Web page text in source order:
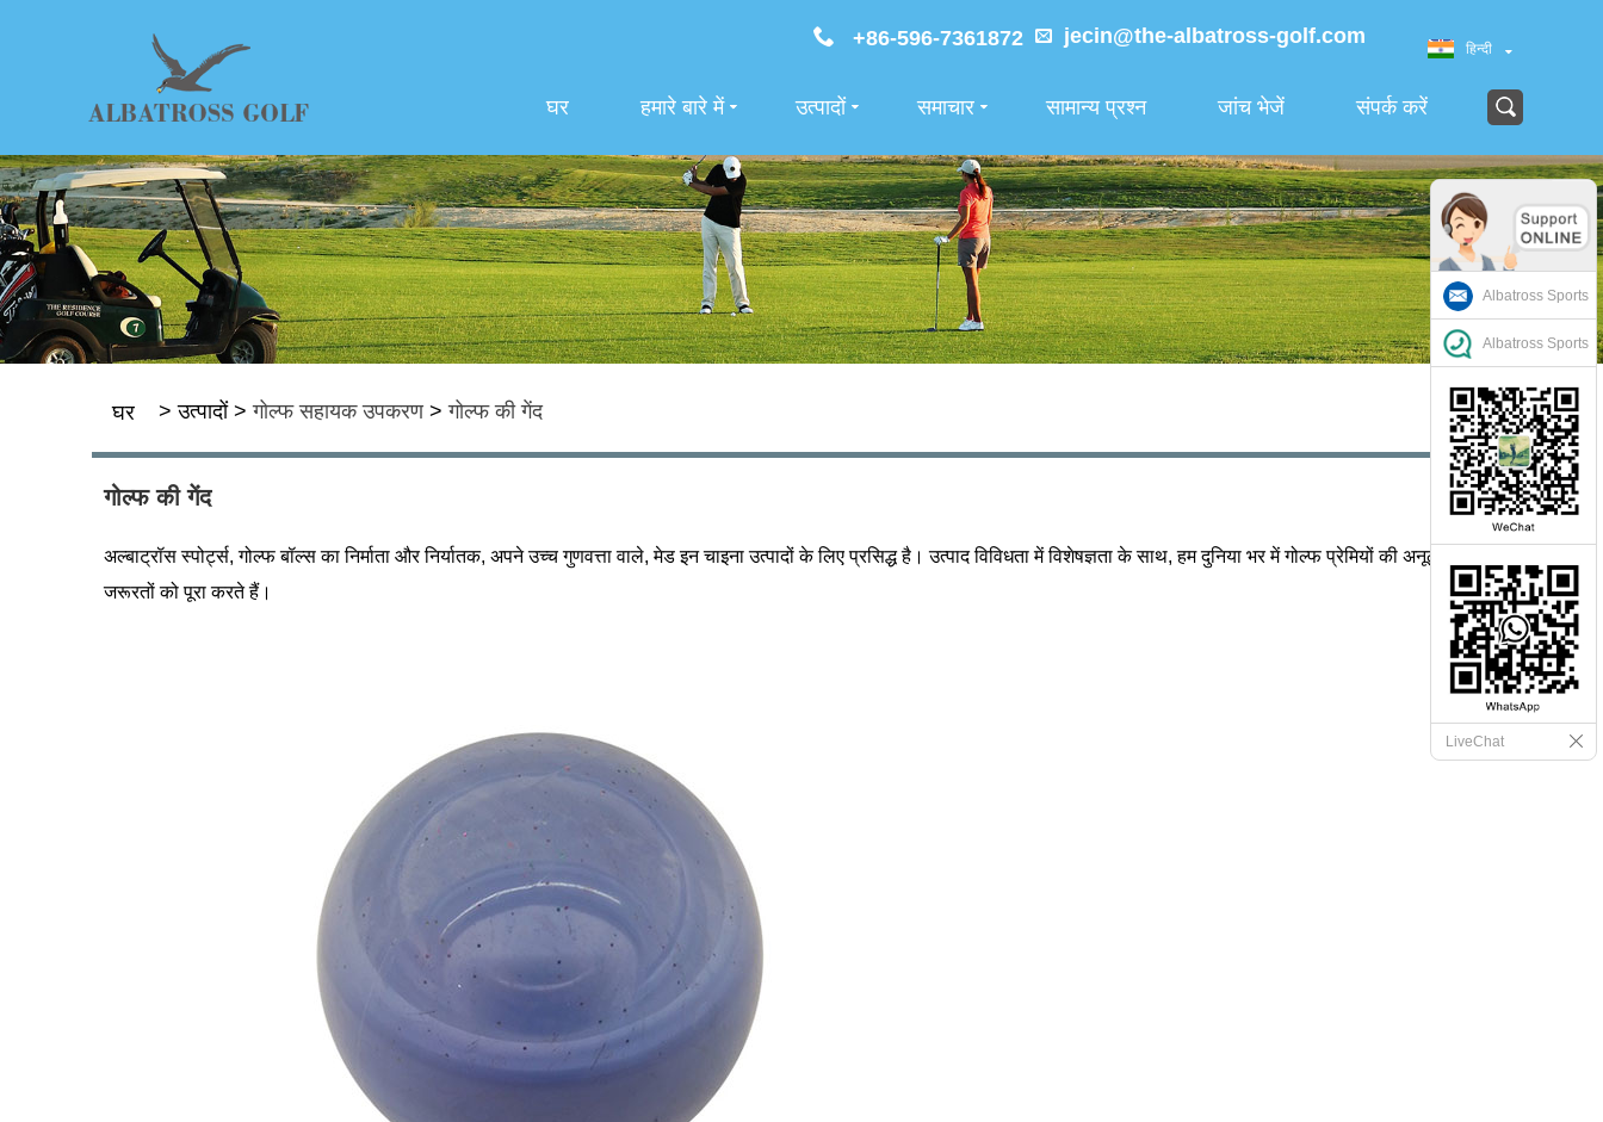
+86-596-7361872 jecin@the-albatross-golf.com
हिन्दी
घर हमारे बारे में उत्पादों समाचार सामान्य प्रश्न जांच भेजें संपर्क करें
घर > उत्पादों>गोल्फ सहायक उपकरण>गोल्फ की गेंद
गोल्फ की गेंद
अल्बाट्रॉस स्पोर्ट्स, गोल्फ बॉल्स का निर्माता और निर्यातक, अपने उच्च गुणवत्ता वाले, मेड इन चाइना उत्पादों के लिए प्रसिद्ध है। उत्पाद विविधता में विशेषज्ञता के साथ, हम दुनिया भर में गोल्फ प्रेमियों की अनूठी
जरूरतों को पूरा करते हैं।
Albatross Sports
Albatross Sports
LiveChat